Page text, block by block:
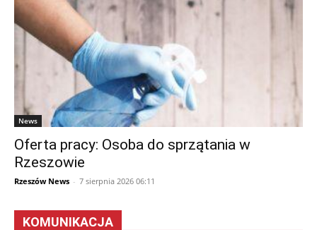
News
Oferta pracy: Osoba do sprzątania w
Rzeszowie
Rzeszów News - 7 sierpnia 2026 06:11
KOMUNIKACJA